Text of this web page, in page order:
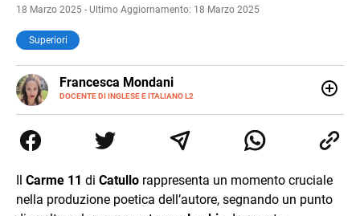
18 Marzo 2025 - Ultimo Aggiornamento: 18 Marzo 2025
Superiori
Francesca Mondani
DOCENTE DI INGLESE E ITALIANO L2
LINKEDIN
INSTAGRAM
secondaria di secondo grado. Mi occupo inoltre di
traduzioni, SEO Onsite e contenuti per il web. Amo i saggi
della sintesi.
Il Carme 11 di Catullo rappresenta un momento cruciale
nella produzione poetica dell’autore, segnando un punto